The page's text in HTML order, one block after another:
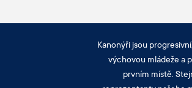
Kanonýři jsou
výchovou mládeže a
prvním místě.